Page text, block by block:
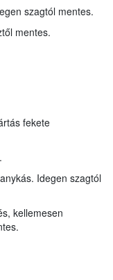
szagtól mentes.
mentes.
fekete
Idegen szagtól
kellemesen